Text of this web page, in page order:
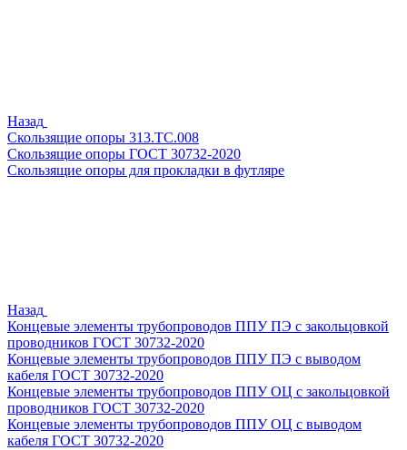
Назад
Скользящие опоры 313.ТС.008
Скользящие опоры ГОСТ 30732-2020
Скользящие опоры для прокладки в футляре
Назад
Концевые элементы трубопроводов ППУ ПЭ с закольцовкой
проводников ГОСТ 30732-2020
Концевые элементы трубопроводов ППУ ПЭ с выводом
кабеля ГОСТ 30732-2020
Концевые элементы трубопроводов ППУ ОЦ с закольцовкой
проводников ГОСТ 30732-2020
Концевые элементы трубопроводов ППУ ОЦ с выводом
кабеля ГОСТ 30732-2020